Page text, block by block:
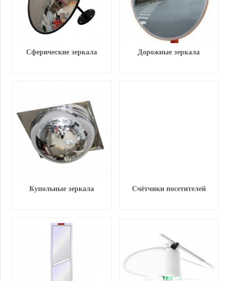
Сферические зеркала Дорожные зеркала
Купольные зеркала Счётчики посетителей